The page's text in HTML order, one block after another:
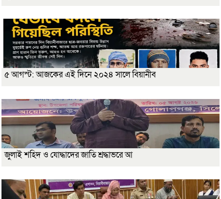
৫ আগস্ট: আজকের এই দিনে ২০২৪ সালে বিয়ানীব
জুলাই শহিদ ও যোদ্ধাদের জাতি শ্রদ্ধাভরে আ